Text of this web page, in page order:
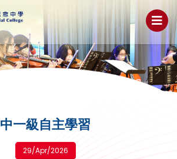
中一級自主學習
29/Apr/2026